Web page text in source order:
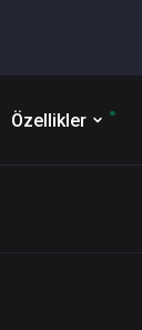
Özellikler